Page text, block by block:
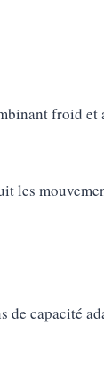
froid
les
de capacité